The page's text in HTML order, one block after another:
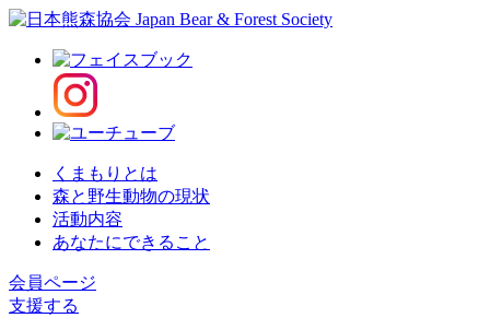
くまもりとは
森と野生動物の現状
活動内容
あなたにできること
会員ページ
支援する